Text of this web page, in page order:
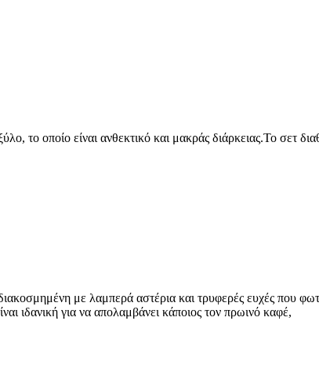
το οποίο είναι ανθεκτικό και μακράς διάρκειας.Το σετ
με λαμπερά αστέρια και τρυφερές ευχές που
ιδανική για να απολαμβάνει κάποιος τον πρωινό καφέ,